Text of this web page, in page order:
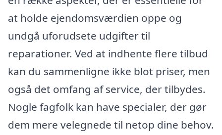
at holde ejendomsværdien oppe og
undgå uforudsete udgifter til
reparationer. Ved at indhente flere tilbud
kan du sammenligne ikke blot priser, men
også det omfang af service, der tilbydes.
Nogle fagfolk kan have specialer, der gør
dem mere velegnede til netop dine behov.